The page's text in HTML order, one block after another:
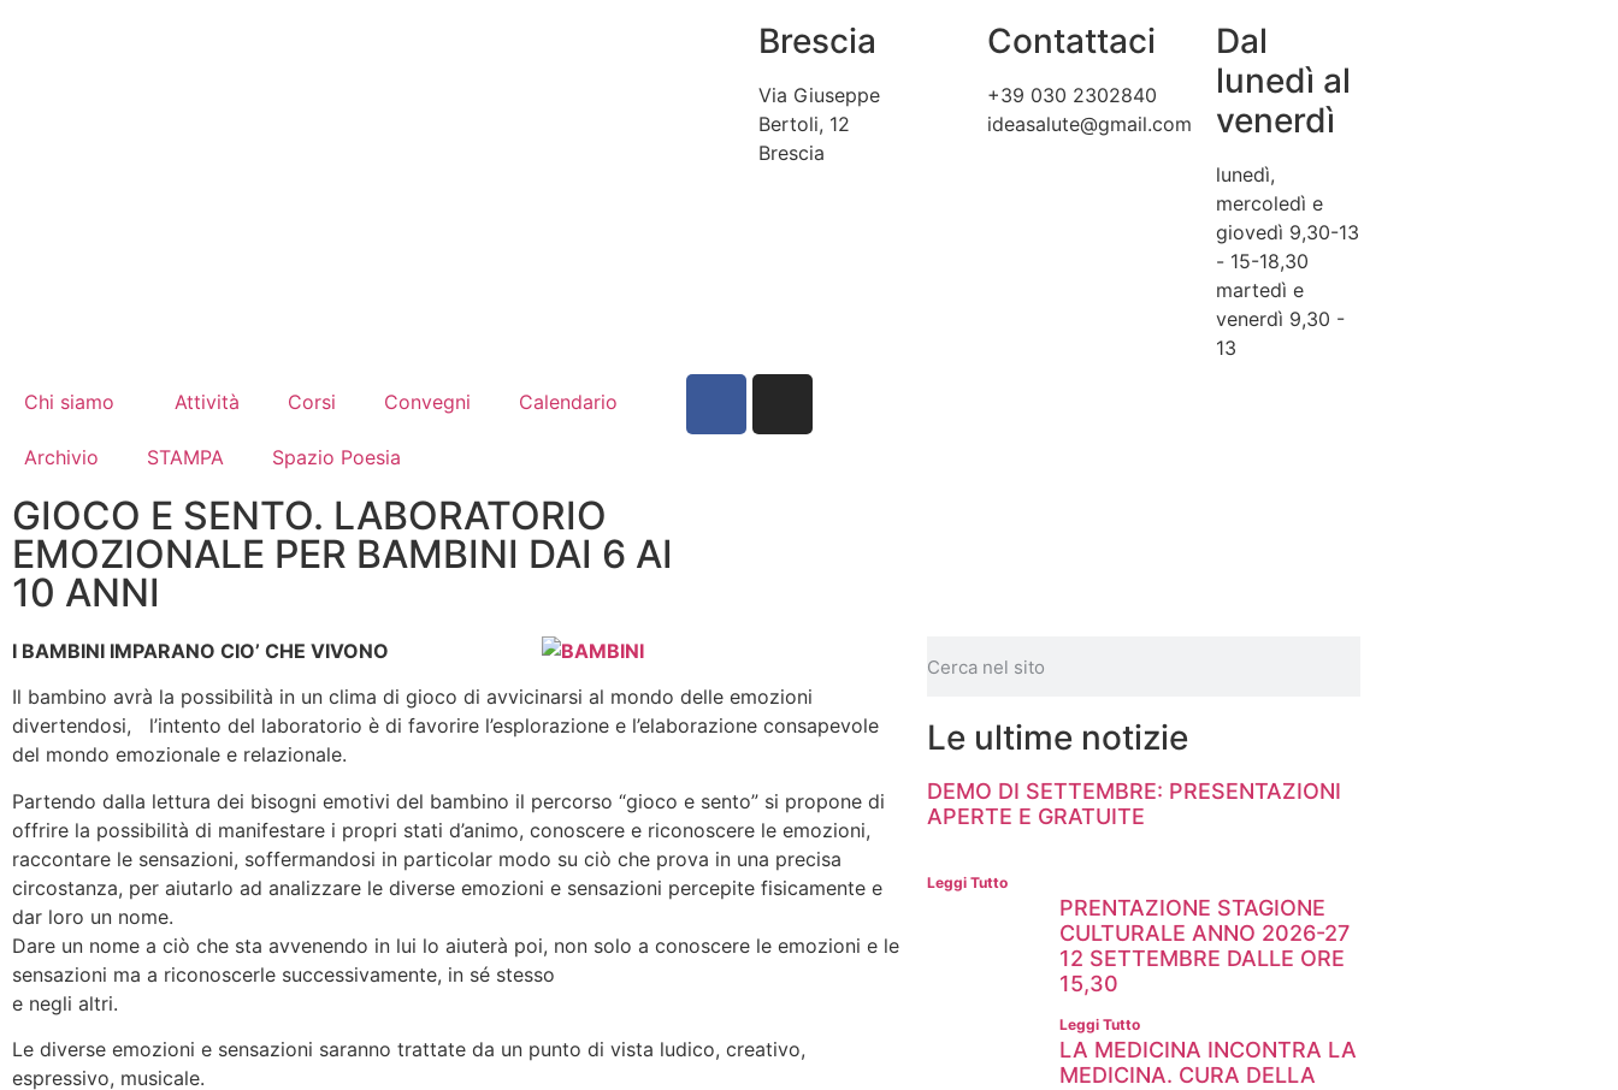
Brescia
Via Giuseppe
Bertoli, 12
Brescia
Contattaci
+39 030 2302840
ideasalute@gmail.com
Dal
lunedì al
venerdì
lunedì,
mercoledì e
giovedì 9,30-13
- 15-18,30
martedì e
venerdì 9,30 -
13
Chi siamo Attività Corsi Convegni Calendario
Archivio STAMPA Spazio Poesia
GIOCO E SENTO. LABORATORIO
EMOZIONALE PER BAMBINI DAI 6 AI
10 ANNI
I BAMBINI IMPARANO CIO’ CHE VIVONO
Il bambino avrà la possibilità in un clima di gioco di avvicinarsi al mondo delle emozioni
divertendosi, l’intento del laboratorio è di favorire l’esplorazione e l’elaborazione consapevole
del mondo emozionale e relazionale.
Partendo dalla lettura dei bisogni emotivi del bambino il percorso “gioco e sento” si propone di
offrire la possibilità di manifestare i propri stati d’animo, conoscere e riconoscere le emozioni,
raccontare le sensazioni, soffermandosi in particolar modo su ciò che prova in una precisa
circostanza, per aiutarlo ad analizzare le diverse emozioni e sensazioni percepite fisicamente e
dar loro un nome.
Dare un nome a ciò che sta avvenendo in lui lo aiuterà poi, non solo a conoscere le emozioni e le
sensazioni ma a riconoscerle successivamente, in sé stesso
e negli altri.
Le diverse emozioni e sensazioni saranno trattate da un punto di vista ludico, creativo,
espressivo, musicale.
Le ultime notizie
DEMO DI SETTEMBRE: PRESENTAZIONI
APERTE E GRATUITE
Leggi Tutto
PRENTAZIONE STAGIONE
CULTURALE ANNO 2026-27
12 SETTEMBRE DALLE ORE
15,30
Leggi Tutto
LA MEDICINA INCONTRA LA
MEDICINA. CURA DELLA